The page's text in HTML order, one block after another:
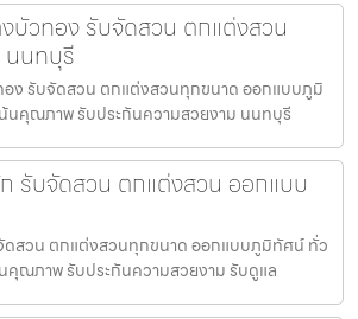
บัวทอง รับจัดสวน ตกแต่งสวน
นทบุรี
อง รับจัดสวน ตกแต่งสวนทุกขนาด ออกแบบภูมิ
น้นคุณภาพ รับประกันความสวยงาม นนทบุรี
รับจัดสวน ตกแต่งสวน ออกแบบ
ดสวน ตกแต่งสวนทุกขนาด ออกแบบภูมิทัศน์ ทั่ว
นคุณภาพ รับประกันความสวยงาม รับดูแล